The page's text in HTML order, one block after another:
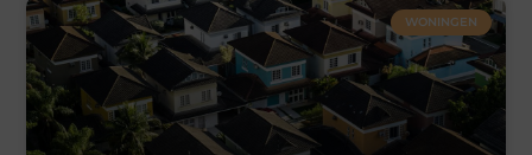
WONINGEN